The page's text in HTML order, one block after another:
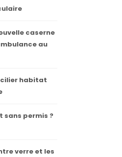
caserne
au
habitat
sans permis ?
verre et les